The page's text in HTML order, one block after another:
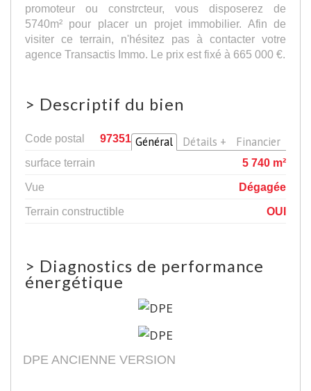
promoteur ou constrcteur, vous disposerez de
5740m² pour placer un projet immobilier. Afin de
visiter ce terrain, n'hésitez pas à contacter votre
agence Transactis Immo. Le prix est fixé à 665 000 €.
> Descriptif du bien
Général Détails + Financier
Code postal
97351
surface terrain
5 740 m²
Vue
Dégagée
Terrain constructible
OUI
> Diagnostics de performance
énergétique
DPE ANCIENNE VERSION